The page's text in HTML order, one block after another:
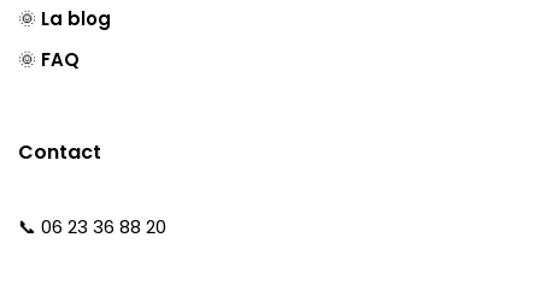
🌞 La blog
🌞 FAQ
Contact
📞 06 23 36 88 20